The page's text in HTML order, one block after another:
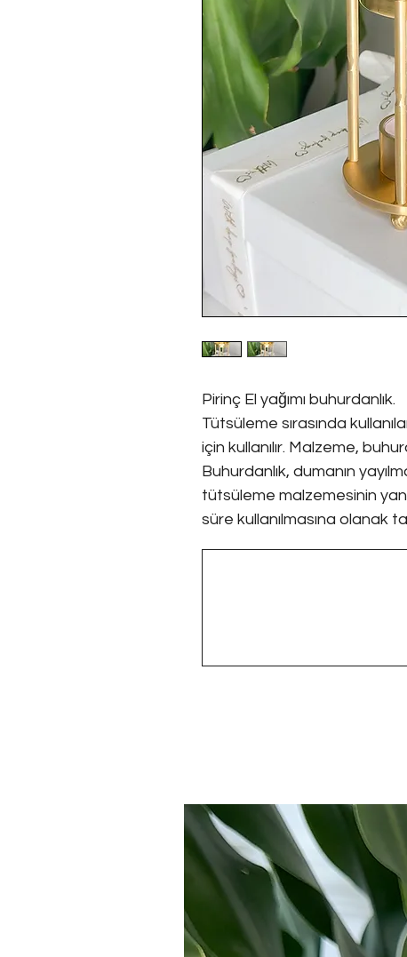
Pirinç El yağımı buhurdanlık.
Tütsüleme sırasında
için kullanılır. Malzeme,
Buhurdanlık, dumanın
tütsüleme malzemesinin
süre kullanılmasına olanak